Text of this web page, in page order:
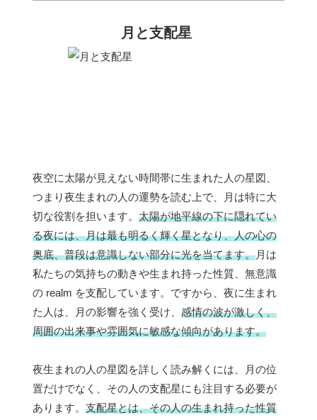
月と支配星
夜空に太陽が見えない時間帯に生まれた人の星図、
つまり夜生まれの人の運勢を読む上で、月は特に大
切な役割を担います。 太陽が地平線の下に隠れてい
る夜には、月は最も明るく輝く星となり、人の心の
奥底、普段は意識しない部分に光を当てます。月は
私たちの気持ちの動きや生まれ持った性質、無意識
の realm を支配しています。ですから、夜に生まれ
た人は、月の影響を強く受け、 感情の波が激しく、
周囲の出来事や雰囲気に敏感な傾向があります。
夜生まれの人の星図を詳しく読み解くには、月の位
置だけでなく、その人の支配星にも注目する必要が
あります。 支配星とは、その人の生まれ持った性質